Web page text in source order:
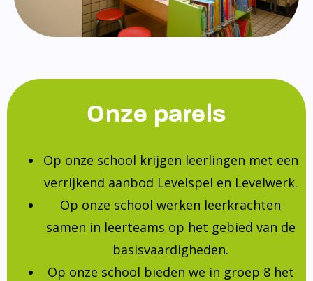
Onze parels
Op onze school krijgen leerlingen met een
verrijkend aanbod Levelspel en Levelwerk.
Op onze school werken leerkrachten
samen in leerteams op het gebied van de
basisvaardigheden.
Op onze school bieden we in groep 8 het